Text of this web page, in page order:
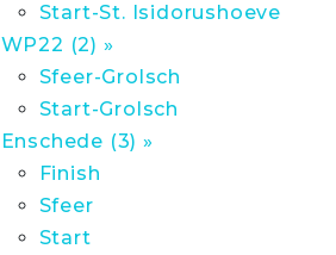
Start-St. Isidorushoeve
WP22 (2) »
Sfeer-Grolsch
Start-Grolsch
Enschede (3) »
Finish
Sfeer
Start